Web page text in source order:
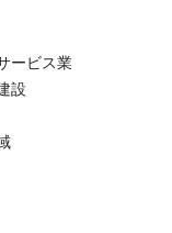
ービス業
設